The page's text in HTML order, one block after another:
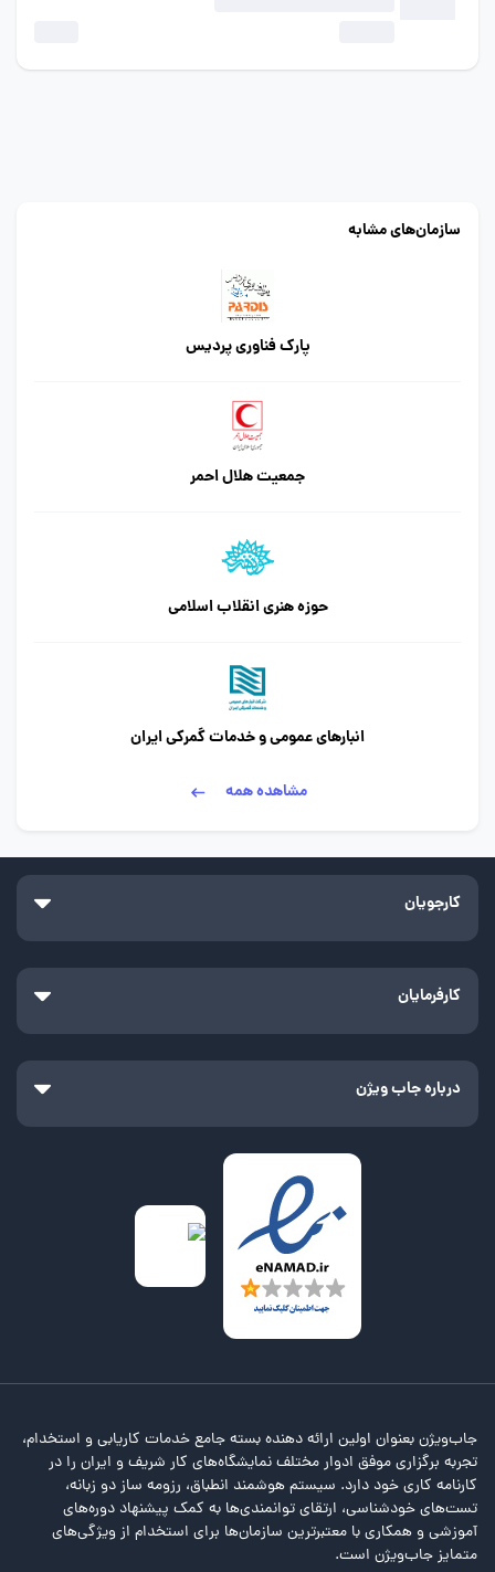
سازمان‌های مشابه
پارک فناوری پردیس
جمعیت هلال احمر
حوزه هنری انقلاب اسلامی
انبارهای عمومی و خدمات گمرکی ایران
مشاهده همه
کارجویان
کارفرمایان
درباره جاب ویژن
جاب‌ویژن بعنوان اولین ارائه دهنده بسته جامع خدمات کاریابی و استخدام،
تجربه برگزاری موفق ادوار مختلف نمایشگاه‌های کار شریف و ایران را در
کارنامه کاری خود دارد. سیستم هوشمند انطباق، رزومه ساز دو زبانه،
تست‌های خودشناسی، ارتقای توانمندی‌ها به کمک پیشنهاد دوره‌های
آموزشی و همکاری با معتبرترین سازمان‌ها برای استخدام از ویژگی‌های
متمایز جاب‌ویژن است.